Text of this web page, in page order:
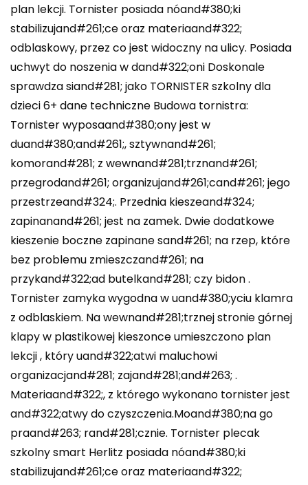
plan lekcji. Tornister posiada nóand#380;ki
stabilizujand#261;ce oraz materiaand#322;
odblaskowy, przez co jest widoczny na ulicy. Posiada
uchwyt do noszenia w dand#322;oni Doskonale
sprawdza siand#281; jako TORNISTER szkolny dla
dzieci 6+ dane techniczne Budowa tornistra:
Tornister wyposaand#380;ony jest w
duand#380;and#261;, sztywnand#261;
komorand#281; z wewnand#281;trznand#261;
przegrodand#261; organizujand#261;cand#261; jego
przestrzeand#324;. Przednia kieszeand#324;
zapinanand#261; jest na zamek. Dwie dodatkowe
kieszenie boczne zapinane sand#261; na rzep, które
bez problemu zmieszczand#261; na
przykand#322;ad butelkand#281; czy bidon .
Tornister zamyka wygodna w uand#380;yciu klamra
z odblaskiem. Na wewnand#281;trznej stronie górnej
klapy w plastikowej kieszonce umieszczono plan
lekcji , który uand#322;atwi maluchowi
organizacjand#281; zajand#281;and#263; .
Materiaand#322;, z którego wykonano tornister jest
and#322;atwy do czyszczenia.Moand#380;na go
praand#263; rand#281;cznie. Tornister plecak
szkolny smart Herlitz posiada nóand#380;ki
stabilizujand#261;ce oraz materiaand#322;